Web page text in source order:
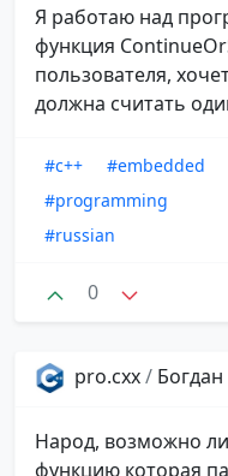
Я работаю над
функция
пользователя,
должна считать
#c++
#embedded
#programming
#russian
0
pro.cxx/ Богдан
Народ, возможно
функцию которая